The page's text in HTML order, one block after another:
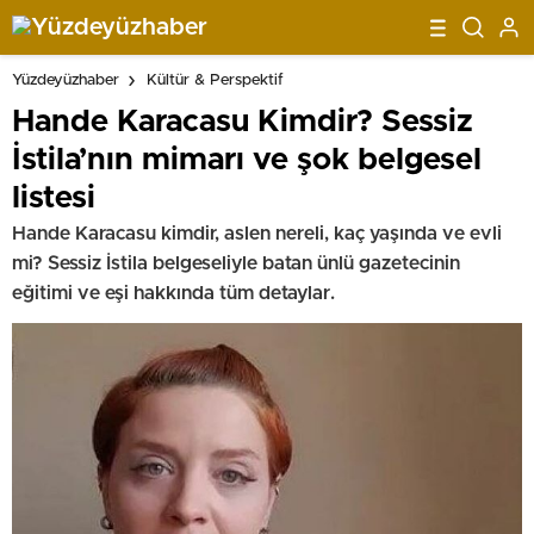
Yüzdeyüzhaber Kültür & Perspektif
Hande Karacasu Kimdir? Sessiz
İstila’nın mimarı ve şok belgesel
listesi
Hande Karacasu kimdir, aslen nereli, kaç yaşında ve evli
mi? Sessiz İstila belgeseliyle batan ünlü gazetecinin
eğitimi ve eşi hakkında tüm detaylar.